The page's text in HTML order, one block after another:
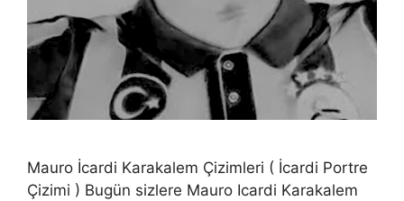
Mauro İcardi Karakalem Çizimleri ( İcardi Portre
Çizimi ) Bugün sizlere Mauro Icardi Karakalem